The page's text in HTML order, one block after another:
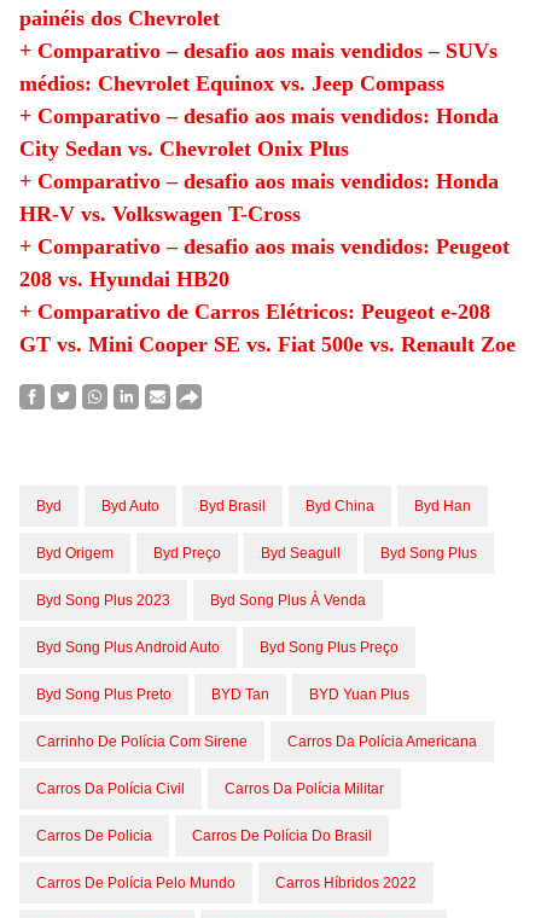
painéis dos Chevrolet
+ Comparativo – desafio aos mais vendidos – SUVs
médios: Chevrolet Equinox vs. Jeep Compass
+ Comparativo – desafio aos mais vendidos: Honda
City Sedan vs. Chevrolet Onix Plus
+ Comparativo – desafio aos mais vendidos: Honda
HR-V vs. Volkswagen T-Cross
+ Comparativo – desafio aos mais vendidos: Peugeot
208 vs. Hyundai HB20
+ Comparativo de Carros Elétricos: Peugeot e-208
GT vs. Mini Cooper SE vs. Fiat 500e vs. Renault Zoe
Byd Byd Auto Byd Brasil Byd China Byd Han
Byd Origem Byd Preço Byd Seagull Byd Song Plus
Byd Song Plus 2023 Byd Song Plus À Venda
Byd Song Plus Android Auto Byd Song Plus Preço
Byd Song Plus Preto BYD Tan BYD Yuan Plus
Carrinho De Polícia Com Sirene Carros Da Polícia Americana
Carros Da Polícia Civil Carros Da Polícia Militar
Carros De Policia Carros De Polícia Do Brasil
Carros De Polícia Pelo Mundo Carros Híbridos 2022